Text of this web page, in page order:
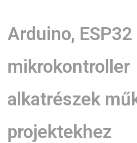
Arduino, ESP32
mikrokontroller
alkatrészek
projektekhez